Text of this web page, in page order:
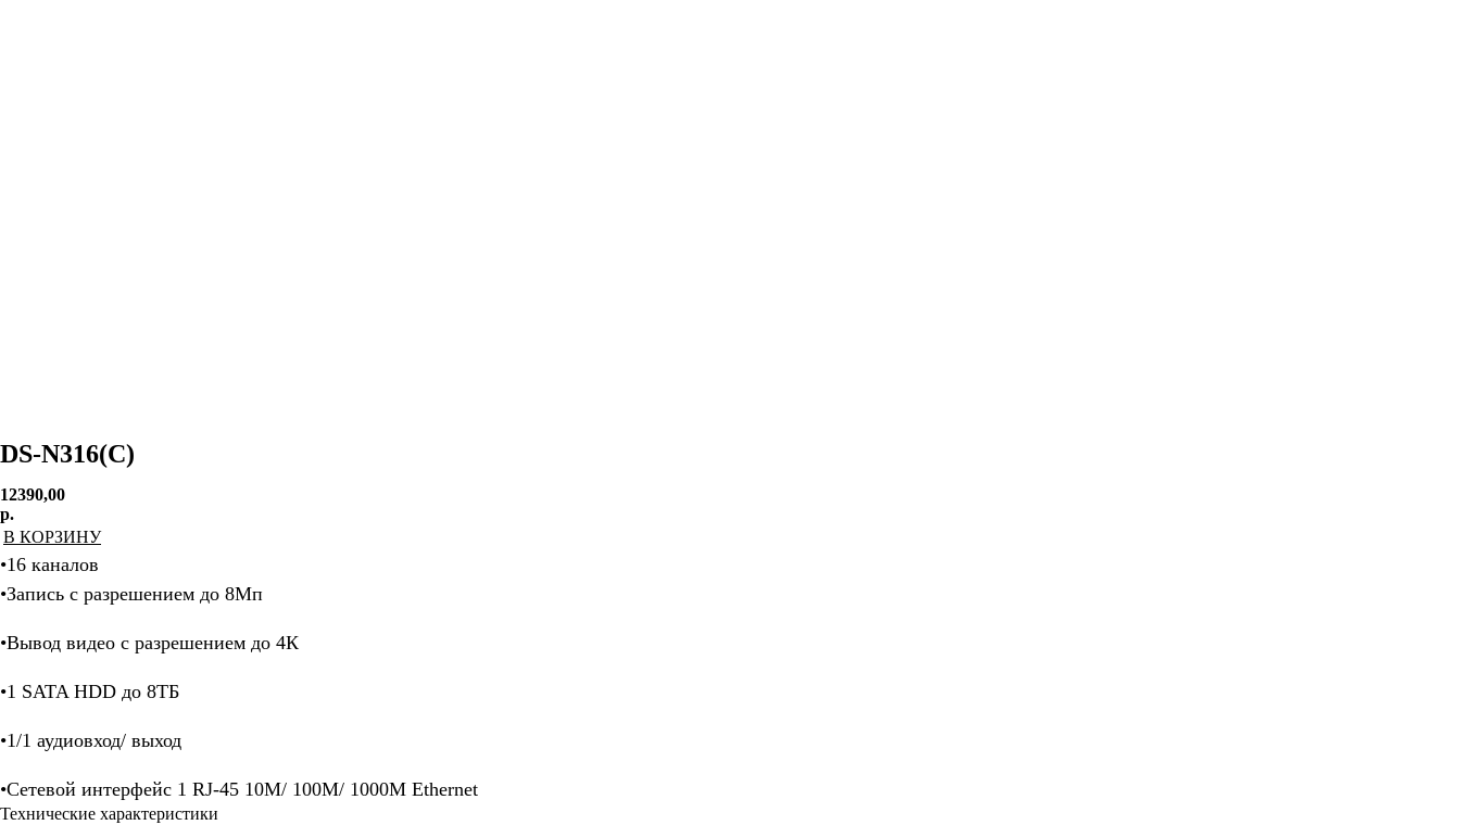
DS-N316(C)
12390,00
р.
В КОРЗИНУ
•16 каналов
•Запись с разрешением до 8Мп
•Вывод видео с разрешением до 4К
•1 SATA HDD до 8ТБ
•1/1 аудиовход/ выход
•Сетевой интерфейс 1 RJ-45 10M/ 100M/ 1000M Ethernet
Технические характеристики